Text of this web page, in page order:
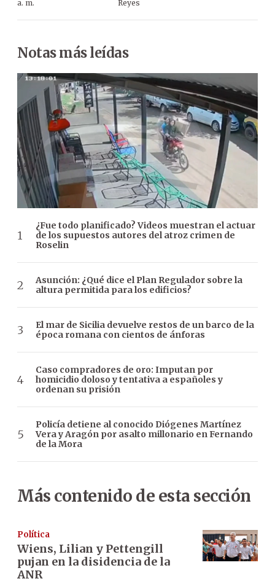
a. m. Reyes
Notas más leídas
¿Fue todo planificado? Videos muestran el actuar
de los supuestos autores del atroz crimen de
Roselin
Asunción: ¿Qué dice el Plan Regulador sobre la
altura permitida para los edificios?
El mar de Sicilia devuelve restos de un barco de la
época romana con cientos de ánforas
Caso compradores de oro: Imputan por
homicidio doloso y tentativa a españoles y
ordenan su prisión
Policía detiene al conocido Diógenes Martínez
Vera y Aragón por asalto millonario en Fernando
de la Mora
Más contenido de esta sección
Política
Wiens, Lilian y Pettengill
pujan en la disidencia de la
ANR